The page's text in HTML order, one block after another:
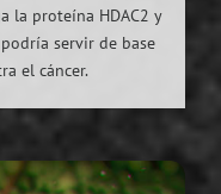
la proteína HDAC2 y
servir de base
el cáncer.